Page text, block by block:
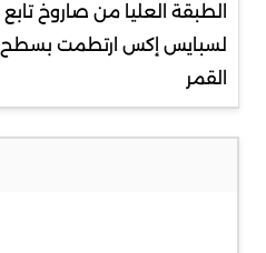
الطبقة العليا من صاروخ تابع
لسبايس إكس ارتطمت بسطح
القمر